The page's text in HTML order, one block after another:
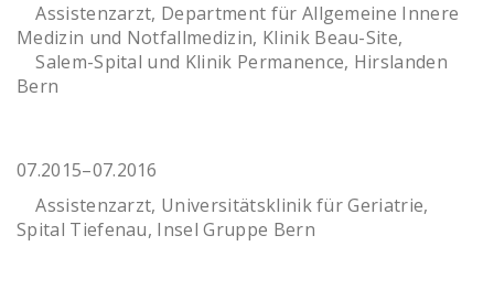
Assistenzarzt, Department für Allgemeine Innere
Medizin und Notfallmedizin, Klinik Beau-Site,
Salem-Spital und Klinik Permanence, Hirslanden
Bern
07.2015–07.2016
Assistenzarzt, Universitätsklinik für Geriatrie,
Spital Tiefenau, Insel Gruppe Bern